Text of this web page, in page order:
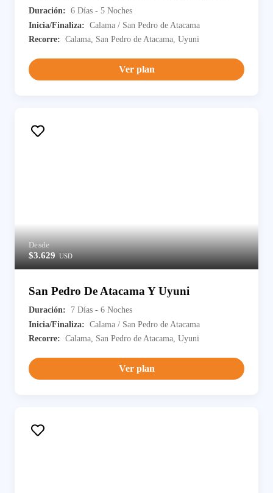
Duración: 6 Días - 5 Noches
Inicia/Finaliza: Calama / San Pedro de Atacama
Recorre: Calama, San Pedro de Atacama, Uyuni
Ver plan
Desde
$3.629USD
San Pedro De Atacama Y Uyuni
Duración:
7 Días - 6 Noches
Inicia/Finaliza: Calama / San Pedro de Atacama
Recorre: Calama, San Pedro de Atacama, Uyuni
Ver plan